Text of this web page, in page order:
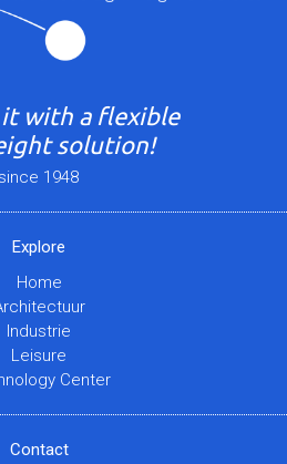
it with a flexible
solution!
since 1948
Explore
Home
Industrie
Leisure
Center
Contact